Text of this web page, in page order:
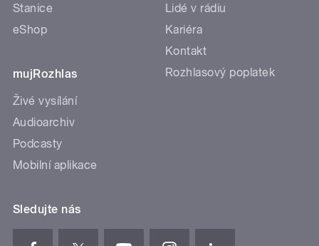
Stanice
eShop
mujRozhlas
Živé vysílání
Audioarchiv
Podcasty
Mobilní aplikace
Lidé v rádiu
Kariéra
Kontakt
Rozhlasový poplatek
Sledujte nás